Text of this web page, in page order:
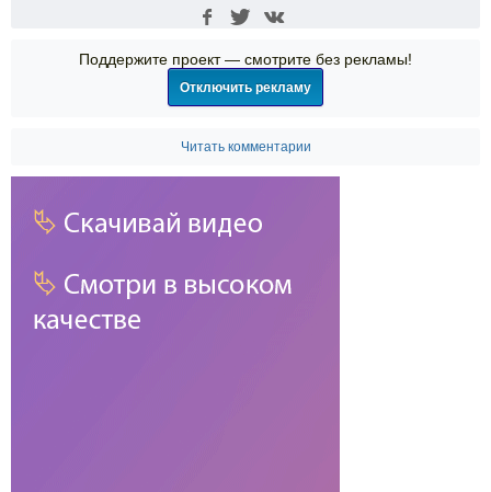
Поддержите проект — смотрите без рекламы!
Отключить рекламу
Читать комментарии